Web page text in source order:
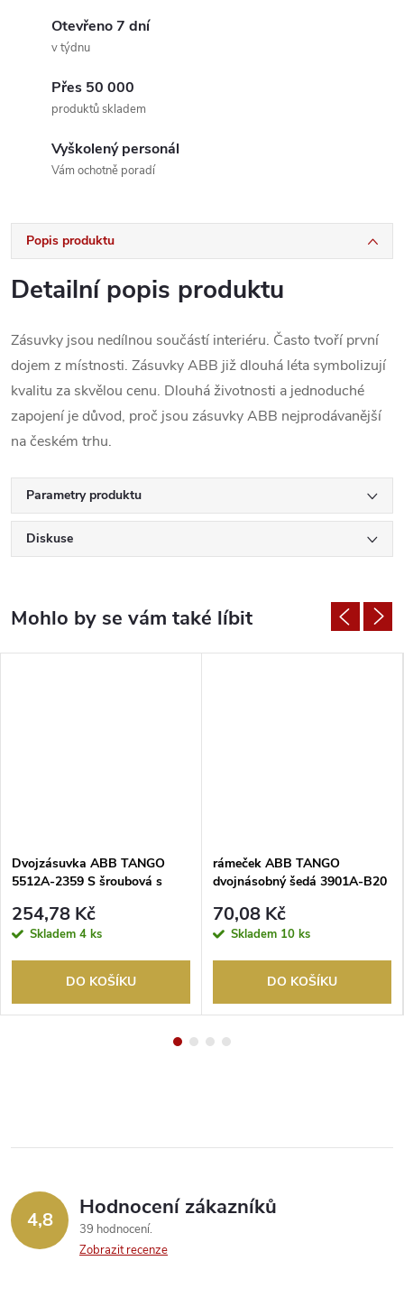
Otevřeno 7 dní
v týdnu
Přes 50 000
produktů skladem
Vyškolený personál
Vám ochotně poradí
Popis produktu
Detailní popis produktu
Zásuvky jsou nedílnou součástí interiéru. Často tvoří první
dojem z místnosti. Zásuvky ABB již dlouhá léta symbolizují
kvalitu za skvělou cenu. Dlouhá životnosti a jednoduché
zapojení je důvod, proč jsou zásuvky ABB nejprodávanější
na českém trhu.
Parametry produktu
Diskuse
Dvojzásuvka ABB TANGO
5512A-2359 S šroubová s
254,78 Kč
Skladem 4 ks
DO KOŠÍKU
rámeček ABB TANGO
dvojnásobný šedá 3901A-B20
70,08 Kč
Skladem 10 ks
DO KOŠÍKU
4,8 Hodnocení zákazníků
39 hodnocení
Zobrazit recenze